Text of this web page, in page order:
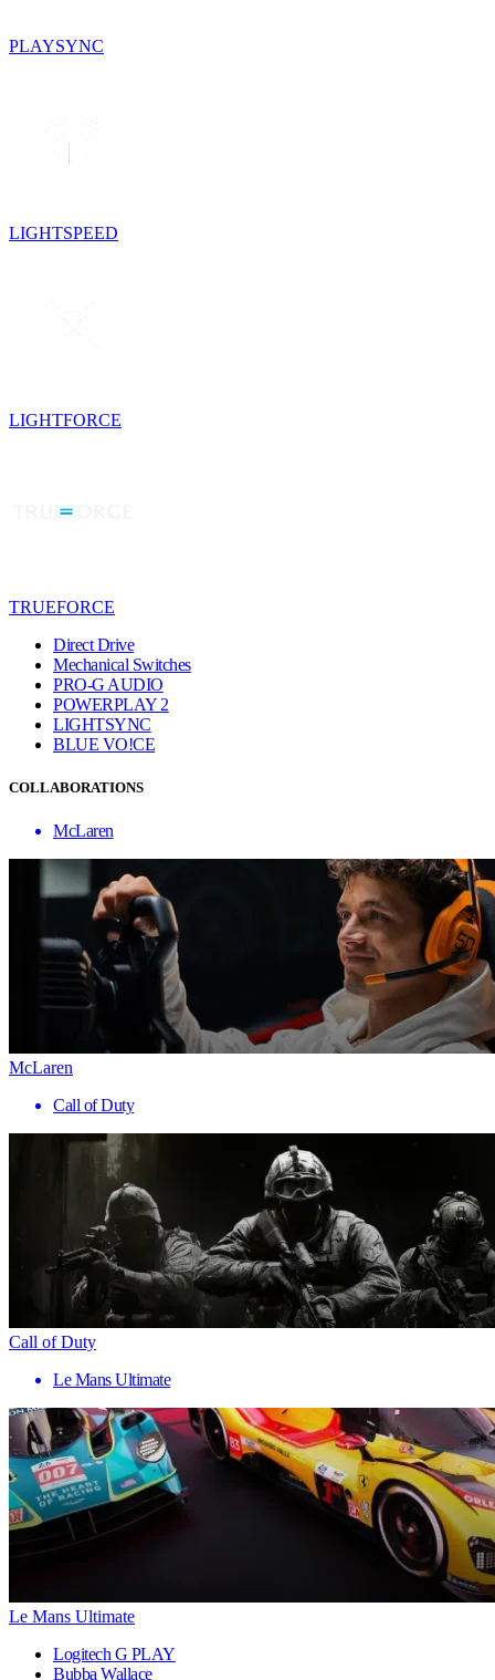
PLAYSYNC
LIGHTSPEED
LIGHTFORCE
TRUEFORCE
Direct Drive
Mechanical Switches
PRO-G AUDIO
POWERPLAY 2
LIGHTSYNC
BLUE VO!CE
COLLABORATIONS
McLaren
McLaren
Call of Duty
Call of Duty
Le Mans Ultimate
Le Mans Ultimate
Logitech G PLAY
Bubba Wallace